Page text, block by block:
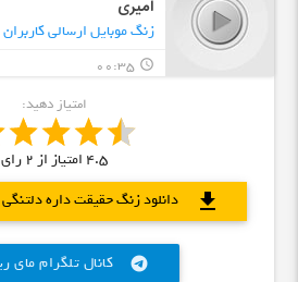
امیری
زنگ موبایل ارسالی کاربران
query_builder
00:35
امتیاز دهید:
4.5 امتیاز از2رای
دانلود زنگ حقیقت داره
download
کانال تلگرام مای telegram